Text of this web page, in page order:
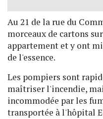
Au 21 de la rue du
morceaux de cartons
appartement et y ont
de l'essence.
Les pompiers sont
maîtriser l'incendie,
incommodée par les
transportée à l'hôpital